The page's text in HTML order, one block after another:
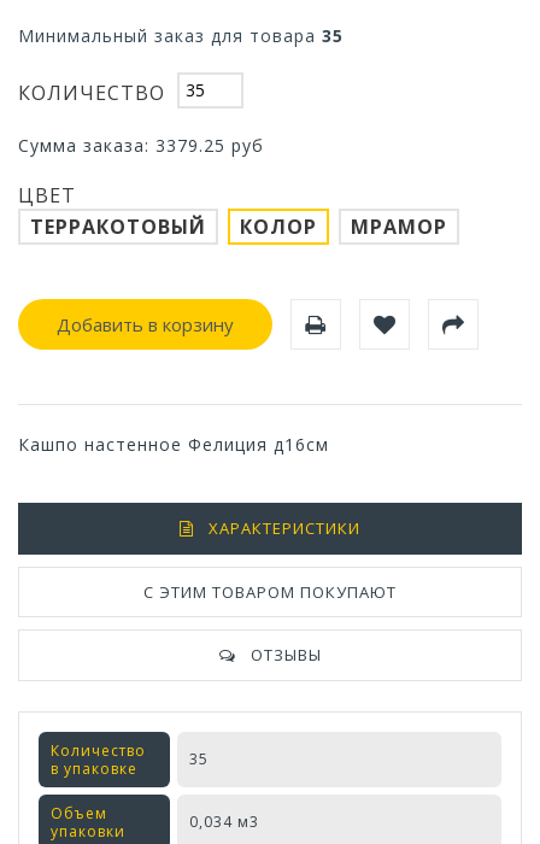
Минимальный заказ для товара 35
КОЛИЧЕСТВО
Сумма заказа: 3379.25 руб
ЦВЕТ
ТЕРРАКОТОВЫЙ
КОЛОР МРАМОР
Добавить в корзину
Кашпо настенное Фелиция д16см
ХАРАКТЕРИСТИКИ
С ЭТИМ ТОВАРОМ ПОКУПАЮТ
ОТЗЫВЫ
Количество
в упаковке
35
Объем
упаковки
0,034 м3